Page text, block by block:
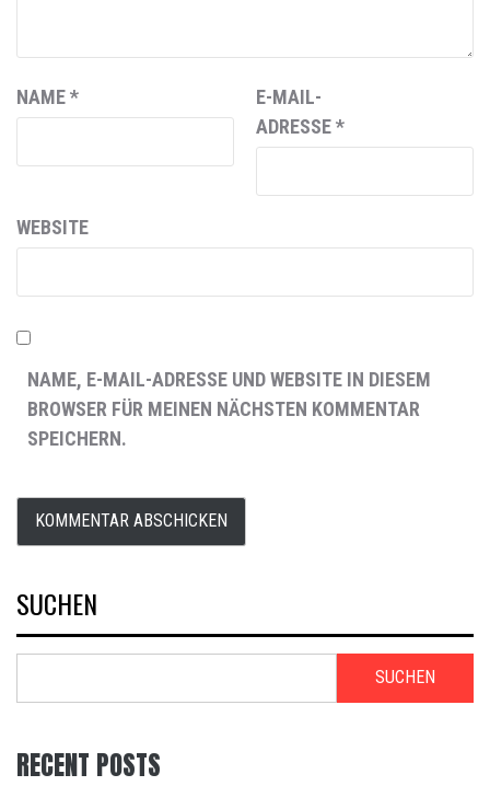
NAME*
E-MAIL-
ADRESSE*
WEBSITE
NAME, E-MAIL-ADRESSE UND WEBSITE IN DIESEM
BROWSER FÜR MEINEN NÄCHSTEN KOMMENTAR
SPEICHERN.
SUCHEN
SUCHEN
RECENT POSTS